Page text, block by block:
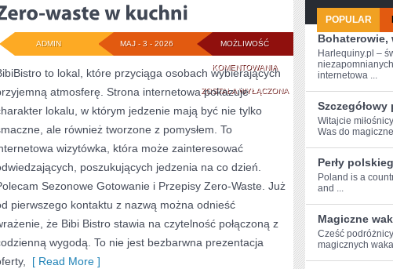
MOŻLIWOŚĆ
KOMENTOWANIAZERO-
WASTE
KUCHNI
ZOSTAŁA WYŁĄCZONA
MAJ - 3 - 2026
ADMIN
to lokal, które przyciąga osobach wybierających
atmosferę. Strona internetowa pokazuje
lokalu, w którym jedzenie mają być nie tylko
ale również tworzone z pomysłem. To
wizytówka, która może zainteresować
poszukujących jedzenia na co dzień.
Sezonowe Gotowanie i Przepisy Zero-Waste. Już
pierwszego kontaktu z nazwą można odnieść
że Bibi Bistro stawia na czytelność połączoną z
wygodą. To nie jest bezbarwna prezentacja
[ Read More ]
POPULAR
Bohaterowie,
Harlequiny.pl –
internetowa ...
Szczegółowy
Witajcie
Was do
Perły
Poland is a
and ...
Magiczne
Cześć⁢
magicznych